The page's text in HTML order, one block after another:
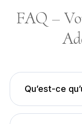
FAQ –
Qu’est-ce